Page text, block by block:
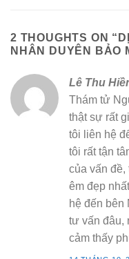
2 THOUGHTS ON “
NHÂN DUYÊN BẢO
Lê Thu
Thám tử
thật sự rất
tôi liên hệ
tôi rất tận
của vấn
êm đẹp
hệ đến bên
tư vấn đâu,
cảm thấy